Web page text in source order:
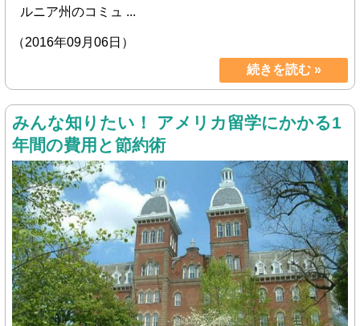
ルニア州のコミュ ...
（2016年09月06日）
続きを読む »
みんな知りたい！ アメリカ留学にかかる1
年間の費用と節約術